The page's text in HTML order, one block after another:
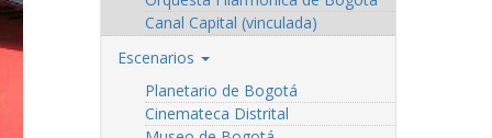
Canal Capital (vinculada)
Escenarios
Planetario de Bogotá
Cinemateca Distrital